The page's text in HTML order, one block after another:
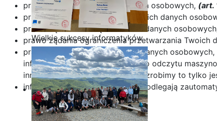
Wielkie sukcesy informatyków
ze Staszica w Akademii
CISCO!
prawo dostępu do Twoich danych osobowych, (art.
prawo żądania sprostowania Twoich danych
prawo żądania usunięcia Twoich danych
prawo żądania ograniczenia przetwarzania Twoich
prawo do przenoszenia Twoich danych
informatycznym nadającym się do odczytu
innego administratora. Jednakże zrobimy to tylko
informujemy, że Twoje dane nie podlegają